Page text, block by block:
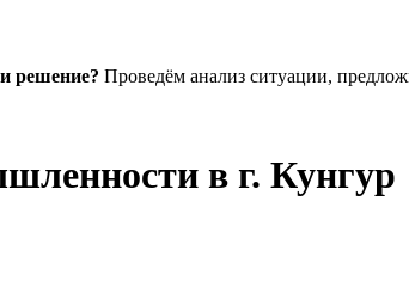
решение? Проведём анализ ситуации,
в г. Кунгур